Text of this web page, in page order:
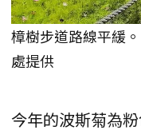
樟樹步道路線平緩
處提供
今年的波斯菊為